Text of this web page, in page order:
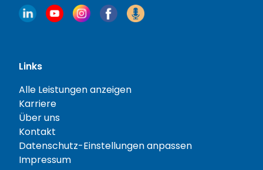
Links
Alle Leistungen anzeigen
Karriere
Über uns
Kontakt
Datenschutz-Einstellungen anpassen
Impressum